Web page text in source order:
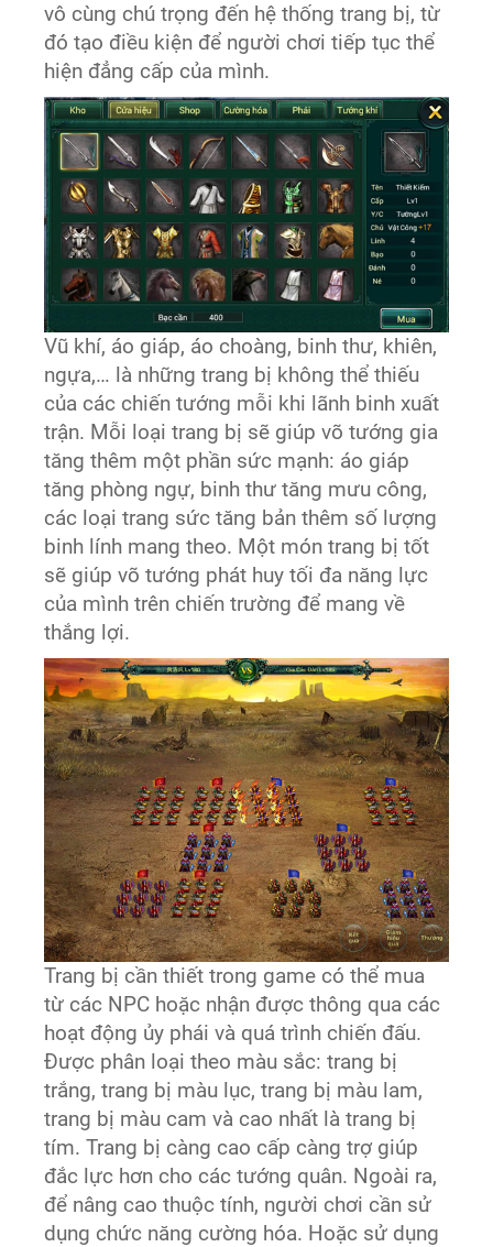
vô cùng chú trọng đến hệ thống trang bị, từ
đó tạo điều kiện để người chơi tiếp tục thể
hiện đẳng cấp của mình.
Vũ khí, áo giáp, áo choàng, binh thư, khiên,
ngựa,… là những trang bị không thể thiếu
của các chiến tướng mỗi khi lãnh binh xuất
trận. Mỗi loại trang bị sẽ giúp võ tướng gia
tăng thêm một phần sức mạnh: áo giáp
tăng phòng ngự, binh thư tăng mưu công,
các loại trang sức tăng bản thêm số lượng
binh lính mang theo. Một món trang bị tốt
sẽ giúp võ tướng phát huy tối đa năng lực
của mình trên chiến trường để mang về
thắng lợi.
Trang bị cần thiết trong game có thể mua
từ các NPC hoặc nhận được thông qua các
hoạt động ủy phái và quá trình chiến đấu.
Được phân loại theo màu sắc: trang bị
trắng, trang bị màu lục, trang bị màu lam,
trang bị màu cam và cao nhất là trang bị
tím. Trang bị càng cao cấp càng trợ giúp
đắc lực hơn cho các tướng quân. Ngoài ra,
để nâng cao thuộc tính, người chơi cần sử
dụng chức năng cường hóa. Hoặc sử dụng